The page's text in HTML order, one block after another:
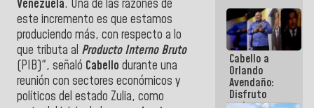
Venezuela. Una de las razones de
este incremento es que estamos
produciendo más, con respecto a lo
que tributa al Producto Interno Bruto
(PIB)", señaló Cabello durante una
reunión con sectores económicos y
políticos del estado Zulia, como
Cabello a
Orlando
Avendaño:
Disfruto